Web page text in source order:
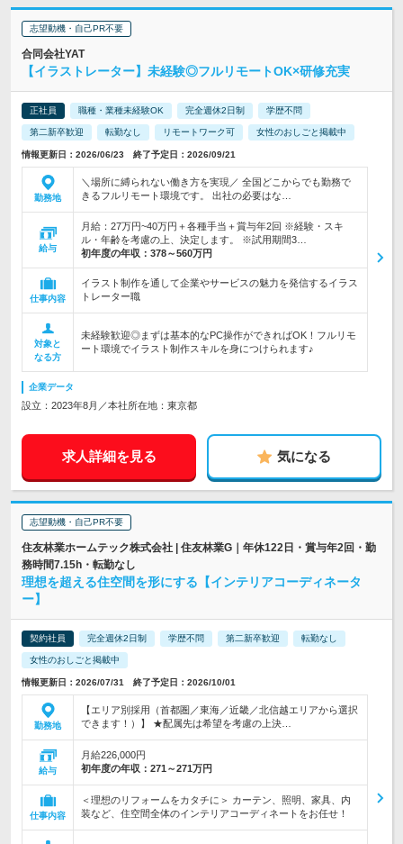
志望動機・自己PR不要
合同会社YAT
【イラストレーター】未経験◎フルリモートOK×研修充実
正社員 職種・業種未経験OK 完全週休2日制 学歴不問
第二新卒歓迎 転勤なし リモートワーク可 女性のおしごと掲載中
情報更新日：2026/06/23 終了予定日：2026/09/21
勤務地
＼場所に縛られない働き方を実現／ 全国どこからでも勤務で
きるフルリモート環境です。 出社の必要はな…
給与
月給：27万円~40万円＋各種手当＋賞与年2回 ※経験・スキ
ル・年齢を考慮の上、決定します。 ※試用期間3…
初年度の年収： 378～560万円
仕事内容
イラスト制作を通して企業やサービスの魅力を発信するイラス
トレーター職
対象と
なる方
未経験歓迎◎まずは基本的なPC操作ができればOK！フルリモ
ート環境でイラスト制作スキルを身につけられます♪
企業データ
設立：2023年8月／本社所在地：東京都
求人詳細を見る 気になる
志望動機・自己PR不要
住友林業ホームテック株式会社 | 住友林業G｜年休122日・賞与年2回・勤
務時間7.15h・転勤なし
理想を超える住空間を形にする【インテリアコーディネータ
ー】
契約社員 完全週休2日制 学歴不問 第二新卒歓迎 転勤なし
女性のおしごと掲載中
情報更新日：2026/07/31 終了予定日：2026/10/01
勤務地
【エリア別採用（首都圏／東海／近畿／北信越エリアから選択
できます！）】 ★配属先は希望を考慮の上決…
給与
月給226,000円
初年度の年収： 271～271万円
仕事内容
＜理想のリフォームをカタチに＞ カーテン、照明、家具、内
装など、住空間全体のインテリアコーディネートをお任せ！